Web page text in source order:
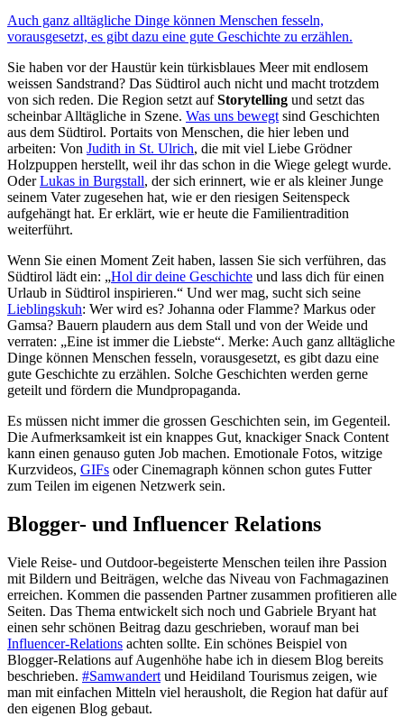
Auch ganz alltägliche Dinge können Menschen fesseln,
vorausgesetzt, es gibt dazu eine gute Geschichte zu erzählen.
Sie haben vor der Haustür kein türkisblaues Meer mit endlosem
weissen Sandstrand? Das Südtirol auch nicht und macht trotzdem
von sich reden. Die Region setzt aufStorytelling und setzt das
scheinbar Alltägliche in Szene. Was uns bewegt sind Geschichten
aus dem Südtirol. Portaits von Menschen, die hier leben und
arbeiten: Von Judith in St. Ulrich, die mit viel Liebe Grödner
Holzpuppen herstellt, weil ihr das schon in die Wiege gelegt wurde.
OderLukas in Burgstall, der sich erinnert, wie er als kleiner Junge
seinem Vater zugesehen hat, wie er den riesigen Seitenspeck
aufgehängt hat. Er erklärt, wie er heute die Familientradition
weiterführt.
Wenn Sie einen Moment Zeit haben, lassen Sie sich verführen, das
Südtirol lädt ein: „Hol dir deine Geschichte und lass dich für einen
Urlaub in Südtirol inspirieren.“ Und wer mag, sucht sich seine
Lieblingskuh: Wer wird es? Johanna oder Flamme? Markus oder
Gamsa? Bauern plaudern aus dem Stall und von der Weide und
verraten: „Eine ist immer die Liebste“. Merke: Auch ganz alltägliche
Dinge können Menschen fesseln, vorausgesetzt, es gibt dazu eine
gute Geschichte zu erzählen. Solche Geschichten werden gerne
geteilt und fördern die Mundpropaganda.
Es müssen nicht immer die grossen Geschichten sein, im Gegenteil.
Die Aufmerksamkeit ist ein knappes Gut, knackiger Snack Content
kann einen genauso guten Job machen. Emotionale Fotos, witzige
Kurzvideos, GIFs oder Cinemagraph können schon gutes Futter
zum Teilen im eigenen Netzwerk sein.
Blogger- und Influencer Relations
Viele Reise- und Outdoor-begeisterte Menschen teilen ihre Passion
mit Bildern und Beiträgen, welche das Niveau von Fachmagazinen
erreichen. Kommen die passenden Partner zusammen profitieren alle
Seiten. Das Thema entwickelt sich noch und Gabriele Bryant hat
einen sehr schönen Beitrag dazu geschrieben, worauf man bei
Influencer-Relations achten sollte. Ein schönes Beispiel von
Blogger-Relations auf Augenhöhe habe ich in diesem Blog bereits
beschrieben. #Samwandert und Heidiland Tourismus zeigen, wie
man mit einfachen Mitteln viel herausholt, die Region hat dafür auf
den eigenen Blog gebaut.